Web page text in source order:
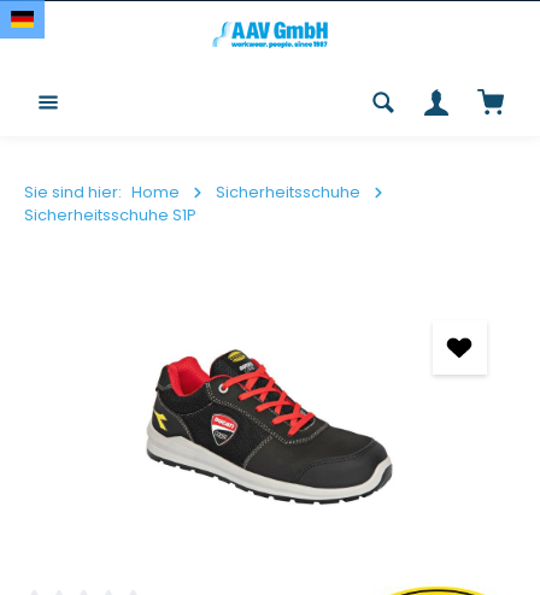
Zum Hauptinhalt springen
Sie sind hier: Home
Sicherheitsschuhe
Sicherheitsschuhe S1P